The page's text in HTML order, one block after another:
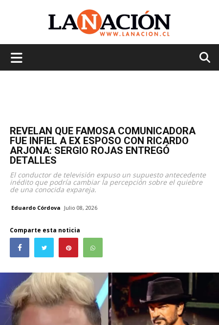
REVELAN QUE FAMOSA COMUNICADORA
FUE INFIEL A EX ESPOSO CON RICARDO
ARJONA: SERGIO ROJAS ENTREGÓ
DETALLES
El conductor de televisión expuso un supuesto antecedente
inédito que podría cambiar la percepción sobre el quiebre
de una conocida expareja.
Eduardo Córdova Julio 08, 2026
Comparte esta noticia